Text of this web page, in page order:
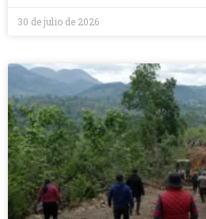
30 de julio de 2026